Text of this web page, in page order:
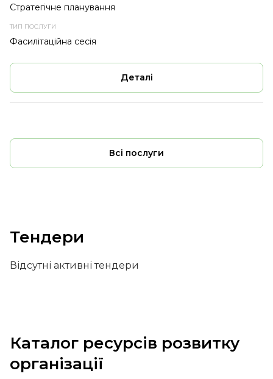
Стратегічне планування
Фасилітаційна сесія
Деталі
Всі послуги
Тендери
Відсутні активні тендери
Каталог ресурсів розвитку
організації